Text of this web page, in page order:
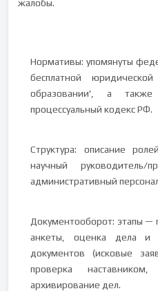
жалобы.
Нормативы: упомянуты
бесплатной
образовании', а
процессуальный кодекс РФ.
Структура: описание
научный руководитель/
административный
Документооборот: этапы —
анкеты, оценка дела и
документов (исковые
проверка
архивирование дел.